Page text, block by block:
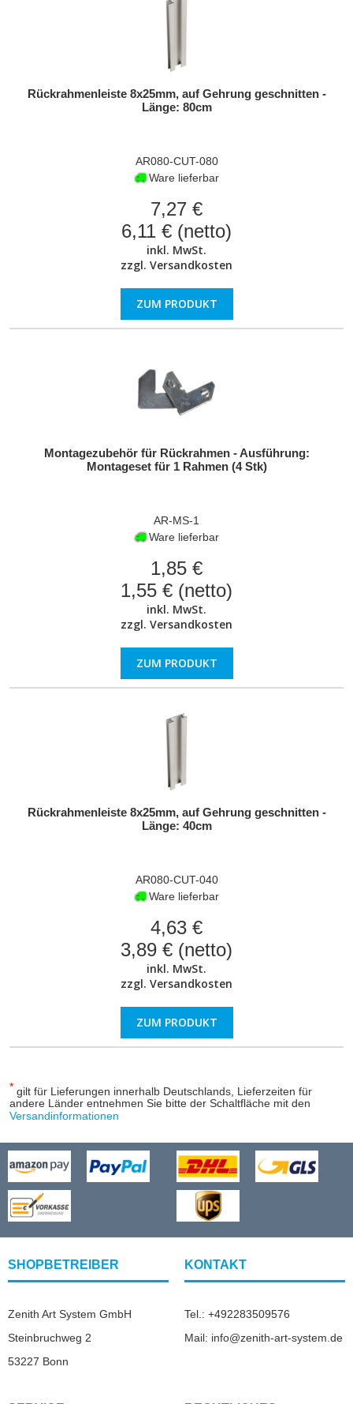
Rückrahmenleiste 8x25mm, auf Gehrung geschnitten -
Länge: 80cm
AR080-CUT-080
Ware lieferbar
7,27 €
6,11 € (netto)
inkl. MwSt.
zzgl. Versandkosten
ZUM PRODUKT
Montagezubehör für Rückrahmen - Ausführung:
Montageset für 1 Rahmen (4 Stk)
AR-MS-1
Ware lieferbar
1,85 €
1,55 € (netto)
inkl. MwSt.
zzgl. Versandkosten
ZUM PRODUKT
Rückrahmenleiste 8x25mm, auf Gehrung geschnitten -
Länge: 40cm
AR080-CUT-040
Ware lieferbar
4,63 €
3,89 € (netto)
inkl. MwSt.
zzgl. Versandkosten
ZUM PRODUKT
* gilt für Lieferungen innerhalb Deutschlands, Lieferzeiten für
andere Länder entnehmen Sie bitte der Schaltfläche mit den
Versandinformationen
SHOPBETREIBER
Zenith Art System GmbH
Steinbruchweg 2
53227 Bonn
KONTAKT
Tel.: +492283509576
Mail: info@zenith-art-system.de